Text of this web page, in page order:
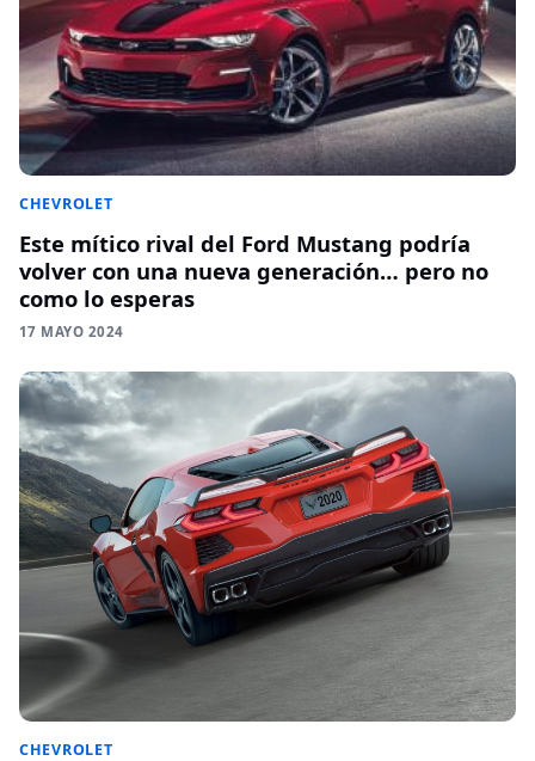
CHEVROLET
Este mítico rival del Ford Mustang podría
volver con una nueva generación… pero no
como lo esperas
17 MAYO 2024
CHEVROLET